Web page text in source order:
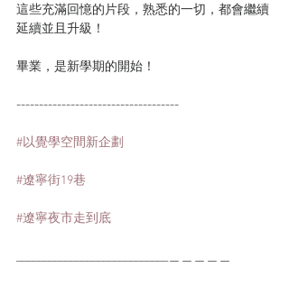
這些充滿回憶的片段，熟悉的一切，都會繼續
延續並且升級！
畢業，是新學期的開始！
------------------------------------
#以覺學空間新企劃
#遼寧街19巷
#遼寧夜市走到底